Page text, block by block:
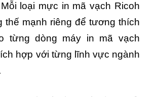
loại mực in mã vạch Ricoh
thế mạnh riêng để tương thích
từng dòng máy in mã vạch
hợp với từng lĩnh vực ngành